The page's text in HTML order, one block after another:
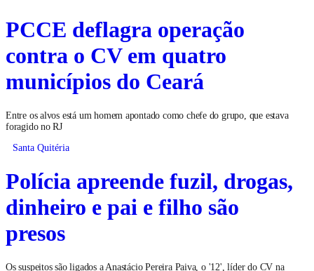
PCCE deflagra operação
contra o CV em quatro
municípios do Ceará
Entre os alvos está um homem apontado como chefe do grupo, que estava
foragido no RJ
Santa Quitéria
Polícia apreende fuzil, drogas,
dinheiro e pai e filho são
presos
Os suspeitos são ligados a Anastácio Pereira Paiva, o '12', líder do CV na